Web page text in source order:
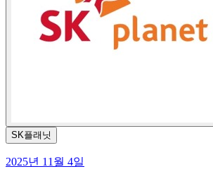
SK플래닛
2025년 11월 4일